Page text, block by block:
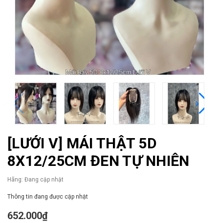
[LƯỚI V] MÁI THẬT 5D
8X12/25CM ĐEN TỰ NHIÊN
Hãng: Đang cập nhật
Thông tin đang được cập nhật
652.000₫